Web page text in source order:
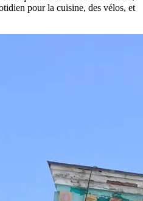
pour la cuisine, des vélos, et